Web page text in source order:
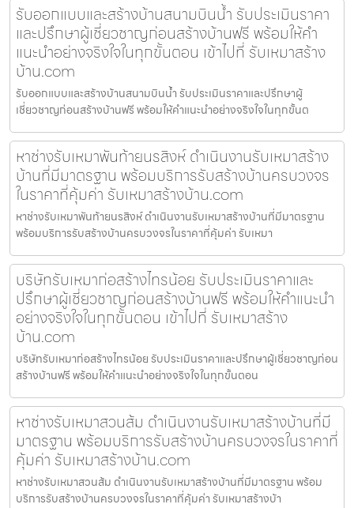
รับออกแบบและสร้างบ้านสนามบินน้ำ รับประเมินราคา
และปรึกษาผู้เชี่ยวชาญก่อนสร้างบ้านฟรี พร้อมให้คำ
แนะนำอย่างจริงใจในทุกขั้นตอน เข้าไปที่ รับเหมาสร้าง
บ้าน.com
รับออกแบบและสร้างบ้านสนามบินน้ำ รับประเมินราคาและปรึกษาผู้
เชี่ยวชาญก่อนสร้างบ้านฟรี พร้อมให้คำแนะนำอย่างจริงใจในทุกขั้นต
หาช่างรับเหมาพันท้ายนรสิงห์ ดำเนินงานรับเหมาสร้าง
บ้านที่มีมาตรฐาน พร้อมบริการรับสร้างบ้านครบวงจร
ในราคาที่คุ้มค่า รับเหมาสร้างบ้าน.com
หาช่างรับเหมาพันท้ายนรสิงห์ ดำเนินงานรับเหมาสร้างบ้านที่มีมาตรฐาน
พร้อมบริการรับสร้างบ้านครบวงจรในราคาที่คุ้มค่า รับเหมา
บริษัทรับเหมาก่อสร้างไทรน้อย รับประเมินราคาและ
ปรึกษาผู้เชี่ยวชาญก่อนสร้างบ้านฟรี พร้อมให้คำแนะนำ
อย่างจริงใจในทุกขั้นตอน เข้าไปที่ รับเหมาสร้าง
บ้าน.com
บริษัทรับเหมาก่อสร้างไทรน้อย รับประเมินราคาและปรึกษาผู้เชี่ยวชาญก่อน
สร้างบ้านฟรี พร้อมให้คำแนะนำอย่างจริงใจในทุกขั้นตอน
หาช่างรับเหมาสวนส้ม ดำเนินงานรับเหมาสร้างบ้านที่มี
มาตรฐาน พร้อมบริการรับสร้างบ้านครบวงจรในราคาที่
คุ้มค่า รับเหมาสร้างบ้าน.com
หาช่างรับเหมาสวนส้ม ดำเนินงานรับเหมาสร้างบ้านที่มีมาตรฐาน พร้อม
บริการรับสร้างบ้านครบวงจรในราคาที่คุ้มค่า รับเหมาสร้างบ้า